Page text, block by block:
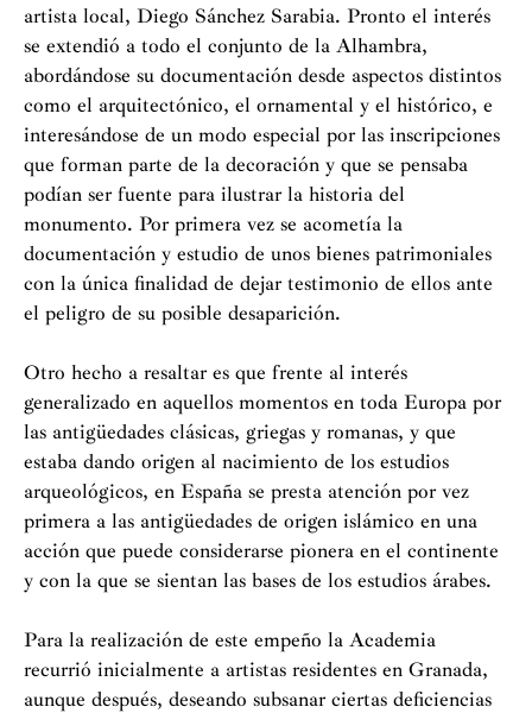
artista local, Diego Sánchez Sarabia. Pronto el interés
se extendió a todo el conjunto de la Alhambra,
abordándose su documentación desde aspectos distintos
como el arquitectónico, el ornamental y el histórico, e
interesándose de un modo especial por las inscripciones
que forman parte de la decoración y que se pensaba
podían ser fuente para ilustrar la historia del
monumento. Por primera vez se acometía la
documentación y estudio de unos bienes patrimoniales
con la única finalidad de dejar testimonio de ellos ante
el peligro de su posible desaparición.
Otro hecho a resaltar es que frente al interés
generalizado en aquellos momentos en toda Europa por
las antigüedades clásicas, griegas y romanas, y que
estaba dando origen al nacimiento de los estudios
arqueológicos, en España se presta atención por vez
primera a las antigüedades de origen islámico en una
acción que puede considerarse pionera en el continente
y con la que se sientan las bases de los estudios árabes.
Para la realización de este empeño la Academia
recurrió inicialmente a artistas residentes en Granada,
aunque después, deseando subsanar ciertas deficiencias